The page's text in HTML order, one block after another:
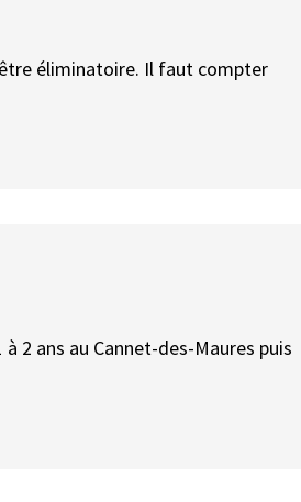
éliminatoire. Il faut compter
2 ans au Cannet-des-Maures puis